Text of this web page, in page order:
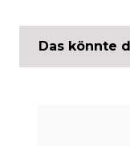
Das könnte